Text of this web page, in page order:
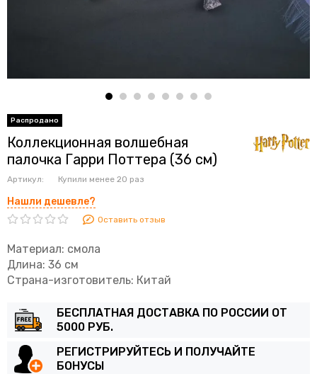
Коллекционная волшебная
палочка Гарри Поттера (36 см)
Артикул: Купили менее 20 раз
Нашли дешевле?
Оставить отзыв
Материал: смола
Длина: 36 см
Страна-изготовитель: Китай
БЕСПЛАТНАЯ ДОСТАВКА ПО РОССИИ ОТ
5000 РУБ.
РЕГИСТРИРУЙТЕСЬ И ПОЛУЧАЙТЕ
БОНУСЫ